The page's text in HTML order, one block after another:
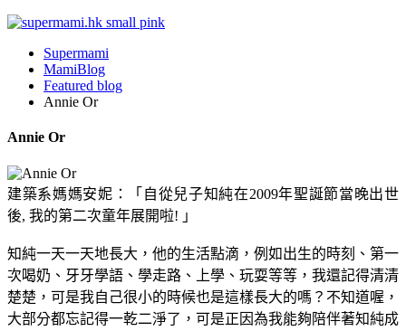
Supermami
MamiBlog
Featured blog
Annie Or
Annie Or
建築系媽媽安妮：「自從兒子知純在2009年聖誕節當晚出世
後, 我的第二次童年展開啦! 」
知純一天一天地長大，他的生活點滴，例如出生的時刻、第一
次喝奶、牙牙學語、學走路、上學、玩耍等等，我還記得清清
楚楚，可是我自己很小的時候也是這樣長大的嗎？不知道喔，
大部分都忘記得一乾二淨了，可是正因為我能夠陪伴著知純成